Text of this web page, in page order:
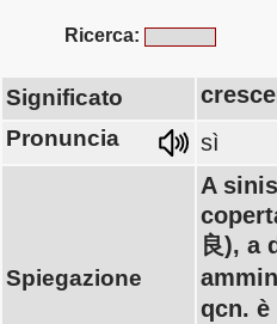
Ricerca:
Significato
Pronuncia sì
Spiegazione
A
良), a
qcn. è